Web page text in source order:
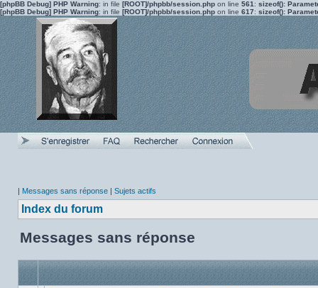
[phpBB Debug] PHP Warning: in file [ROOT]/phpbb/session.php on line 561 : sizeof():
[phpBB Debug] PHP Warning: in file [ROOT]/phpbb/session.php on line 617: sizeof():
| Messages sans réponse | Sujets actifs
Index du forum
Messages sans réponse